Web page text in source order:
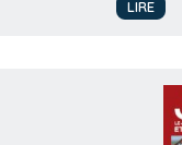
LIRE